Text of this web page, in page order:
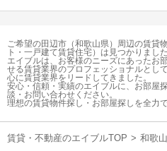
ご希望の田辺市（和歌山県）周辺の賃貸
ト・一戸建て賃貸住宅）は見つかりまし
エイブルは、お客様のニーズにあったお
せる賃貸業界のプロフェッショナルとし
心に賃貸業界をリードしてきました。
安心・信頼・実績のエイブルに、お部屋
談・お問い合わせください。
理想の賃貸物件探し・お部屋探しを全力
賃貸・不動産のエイブルTOP > 和歌